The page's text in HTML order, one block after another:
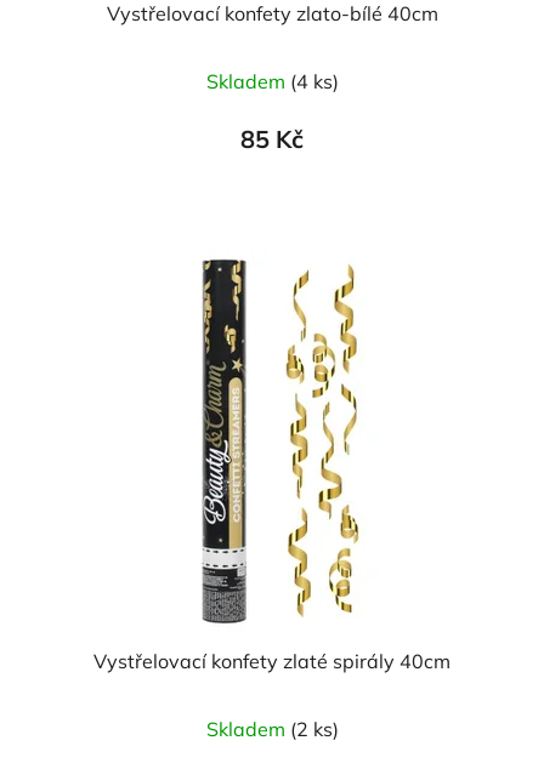
Vystřelovací konfety zlato-bílé 40cm
Skladem (4 ks)
85 Kč
Vystřelovací konfety zlaté spirály 40cm
Skladem (2 ks)